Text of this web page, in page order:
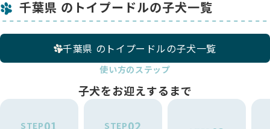
千葉県 のトイプードルの子犬一覧
千葉県 のトイプードルの子犬一覧
使い方のステップ
子犬をお迎えするまで
STEP01 STEP02